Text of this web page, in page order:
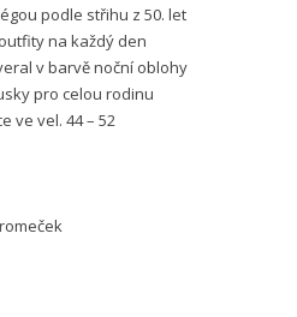
podle střihu z 50. let
na každý den
v barvě noční oblohy
pro celou rodinu
ve vel. 44 – 52